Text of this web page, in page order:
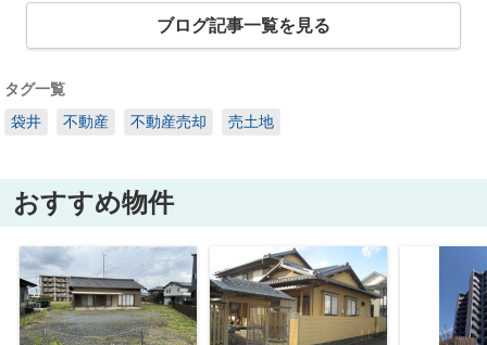
ブログ記事一覧を見る
タグ一覧
袋井
不動産 不動産売却 売土地
おすすめ物件